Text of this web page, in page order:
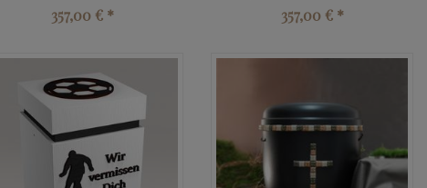
357,00 € * 357,00 € *